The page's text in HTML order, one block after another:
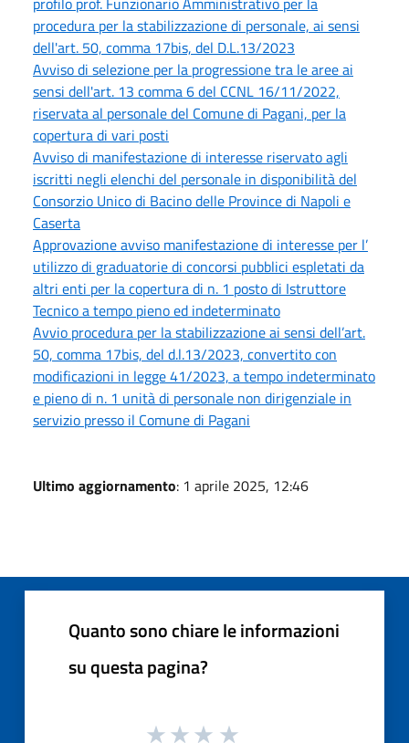
procedura per la stabilizzazione di personale, ai sensi
dell'art. 50, comma 17bis, del D.L.13/2023
Avviso di selezione per la progressione tra le aree ai
sensi dell'art. 13 comma 6 del CCNL 16/11/2022,
riservata al personale del Comune di Pagani, per la
copertura di vari posti
Avviso di manifestazione di interesse riservato agli
iscritti negli elenchi del personale in disponibilità del
Consorzio Unico di Bacino delle Province di Napoli e
Caserta
Approvazione avviso manifestazione di interesse per l’
utilizzo di graduatorie di concorsi pubblici espletati da
altri enti per la copertura di n. 1 posto di Istruttore
Tecnico a tempo pieno ed indeterminato
Avvio procedura per la stabilizzazione ai sensi dell’art.
50, comma 17bis, del d.l.13/2023, convertito con
modificazioni in legge 41/2023, a tempo indeterminato
e pieno di n. 1 unità di personale non dirigenziale in
servizio presso il Comune di Pagani
Ultimo aggiornamento: 1 aprile 2025, 12:46
Quanto sono chiare le informazioni
su questa pagina?